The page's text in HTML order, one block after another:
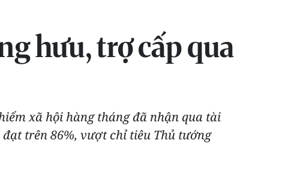
hưu, trợ cấp qua
xã hội hàng tháng đã nhận qua tài
trên 86%, vượt chỉ tiêu Thủ tướng